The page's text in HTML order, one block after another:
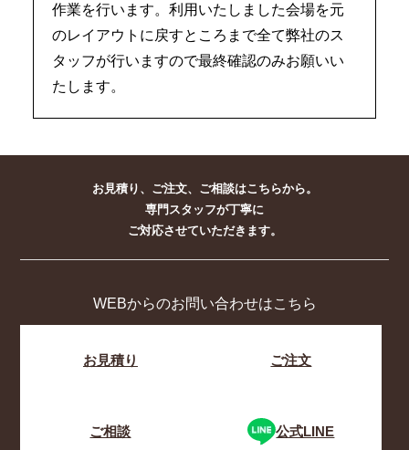
作業を行います。利用いたしました会場を元
のレイアウトに戻すところまで全て弊社のス
タッフが行いますので最終確認のみお願いい
たします。
お見積り、ご注文、ご相談はこちらから。
専門スタッフが丁寧に
ご対応させていただきます。
WEBからのお問い合わせはこちら
お見積り ご注文
ご相談 公式LINE